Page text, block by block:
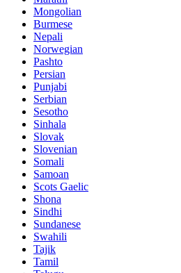
Mongolian
Burmese
Nepali
Norwegian
Pashto
Persian
Punjabi
Serbian
Sesotho
Sinhala
Slovak
Slovenian
Somali
Samoan
Scots Gaelic
Shona
Sindhi
Sundanese
Swahili
Tajik
Tamil